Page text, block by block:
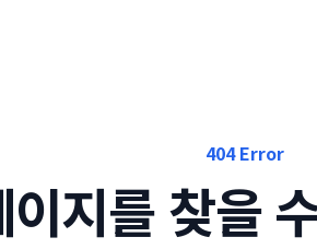
404 Error
이지를 찾을